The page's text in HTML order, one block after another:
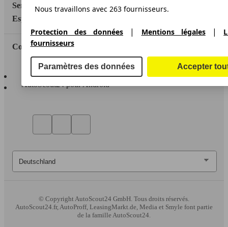
Service
Espace Pro
Contact
AutoScout24 pour iOS
AutoScout24 pour Android
© CopyrightAutoScout24 GmbH. Tous droits réservés.
AutoScout24.fr, AutoProff, LeasingMarkt.de, Media et Smyle font partie
de la famille AutoScout24.
Nous travaillons avec 263 fournisseurs.
Protection des données | Mentions légales|
fournisseurs
Paramètres des données Accepter